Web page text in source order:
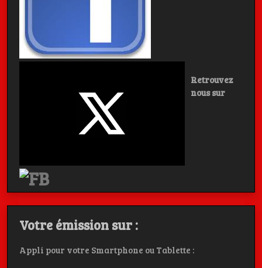
Retrouvez
nous sur
Votre émission sur :
Appli pour votre Smartphone ou Tablette :